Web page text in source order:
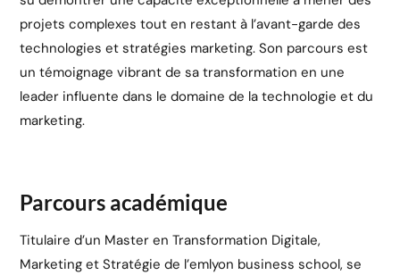
projets complexes tout en restant à l’avant-garde des
technologies et stratégies marketing. Son parcours est
un témoignage vibrant de sa transformation en une
leader influente dans le domaine de la technologie et du
marketing.
Parcours académique
Titulaire d’un Master en Transformation Digitale,
Marketing et Stratégie de l’emlyon business school,se